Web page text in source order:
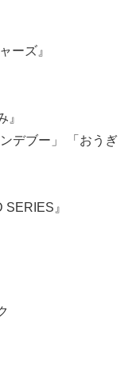
ーズ』
』
デブー」 「おうぎ
』